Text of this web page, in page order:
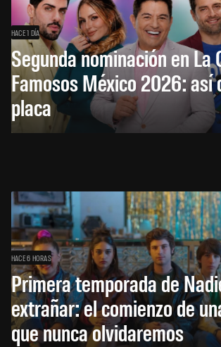
HACE 1 DÍA
Segunda nominación en La
Famosos México 2026: así
placa
HACE 6 HORAS
Primera temporada de
extrañar: el comienzo de
que nunca olvidaremos